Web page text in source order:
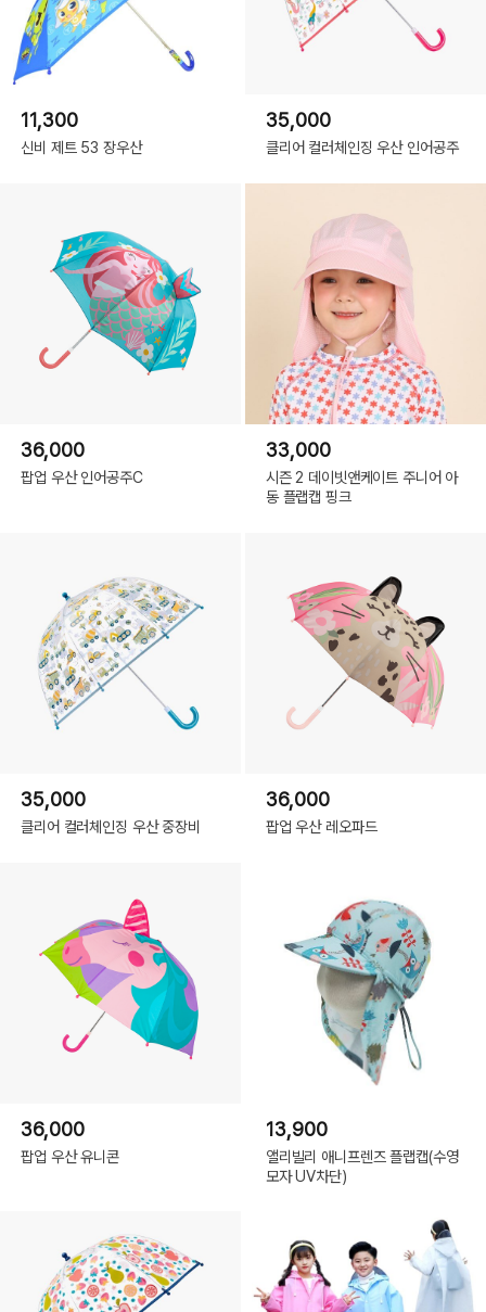
11,300
신비 제트 53 장우산
35,000
클리어 컬러체인징 우산 인어공주
36,000
팝업 우산 인어공주C
33,000
시즌 2 데이빗앤케이트 주니어 아
동 플랩캡 핑크
35,000
클리어 컬러체인징 우산 중장비
36,000
팝업 우산 레오파드
36,000
팝업 우산 유니콘
13,900
앨리빌리 애니프렌즈 플랩캡(수영
모자 UV차단)